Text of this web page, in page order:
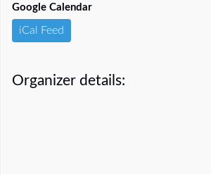
Google Calendar
iCal Feed
Organizer details: